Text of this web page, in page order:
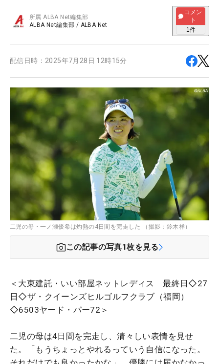
所属ALBA Net編集部
ALBA Net編集部 / ALBA Net
コメン
ト
1件
配信日時： 2025年7月28日 12時15分
二児の母・一ノ瀬優希は灼熱の4日間を完走した （撮影：鈴木祥）
この記事の写真1枚を見る
＜大東建託・いい部屋ネットレディス 最終日◇27
日◇ザ・クイーンズヒルゴルフクラブ（福岡）
◇6503ヤード・パー72＞
二児の母は4日間を完走し、清々しい表情を見せ
た。「もうちょっとやれるっていう自信になった。